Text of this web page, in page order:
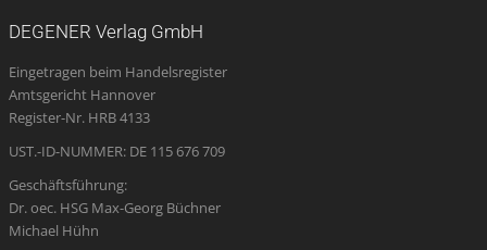
new
window
new
window
new
window
opens
in
new
new
DEGENER Verlag GmbH
Eingetragen beim Handelsregister
Amtsgericht Hannover
Register-Nr. HRB 4133
UST.-ID-NUMMER: DE 115 676 709
Geschäftsführung:
Dr. oec. HSG Max-Georg Büchner
Michael Hühn